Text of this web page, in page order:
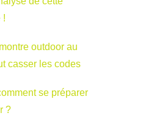
!
outdoor au
casser les codes
se préparer
?